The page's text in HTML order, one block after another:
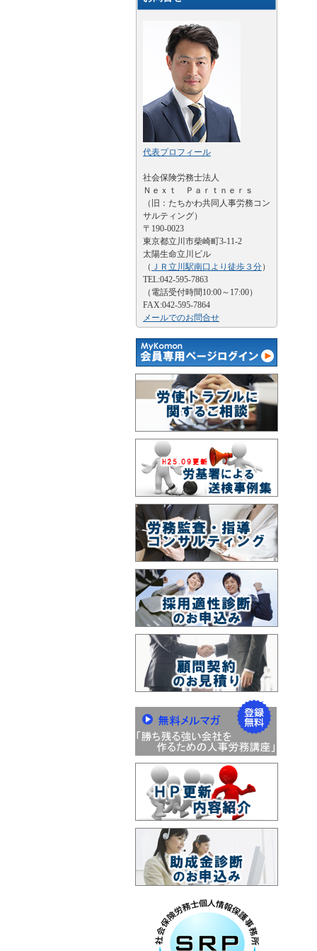
代表プロフィール
社会保険労務士法人
Ｎｅｘｔ Ｐａｒｔｎｅｒｓ
（旧：たちかわ共同人事労務コン
サルティング）
〒190-0023
東京都立川市柴崎町3-11-2
太陽生命立川ビル
（ ＪＲ立川駅南口より徒歩３分）
TEL:042-595-7863
（電話受付時間10:00～17:00）
FAX:042-595-7864
メールでのお問合せ